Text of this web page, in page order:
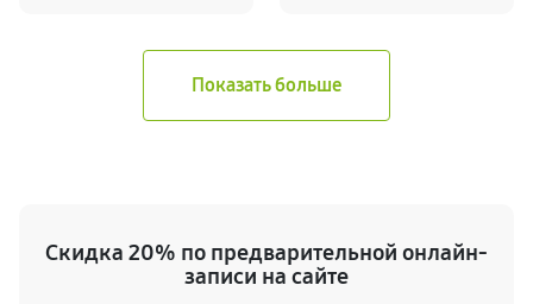
Скидка 20% по предварительной онлайн-
записи на сайте